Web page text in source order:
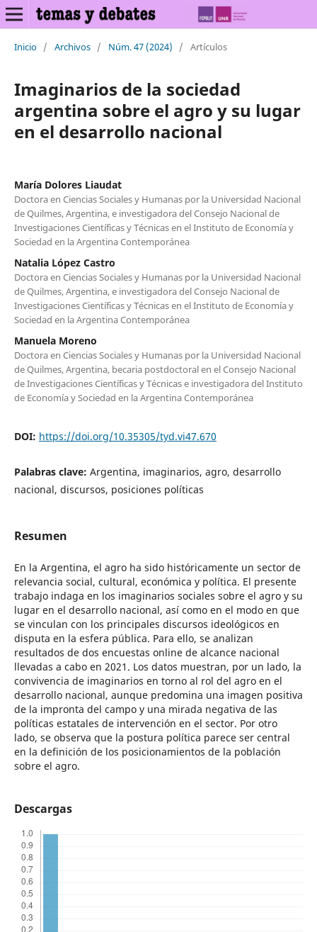
Inicio / Archivos / Núm. 47 (2024) / Artículos
Imaginarios de la sociedad
argentina sobre el agro y su lugar
en el desarrollo nacional
María Dolores Liaudat
Doctora en Ciencias Sociales y Humanas por la Universidad Nacional
de Quilmes, Argentina, e investigadora del Consejo Nacional de
Investigaciones Científicas y Técnicas en el Instituto de Economía y
Sociedad en la Argentina Contemporánea
Natalia López Castro
Doctora en Ciencias Sociales y Humanas por la Universidad Nacional
de Quilmes, Argentina, e investigadora del Consejo Nacional de
Investigaciones Científicas y Técnicas en el Instituto de Economía y
Sociedad en la Argentina Contemporánea
Manuela Moreno
Doctora en Ciencias Sociales y Humanas por la Universidad Nacional
de Quilmes, Argentina, becaria postdoctoral en el Consejo Nacional
de Investigaciones Científicas y Técnicas e investigadora del Instituto
de Economía y Sociedad en la Argentina Contemporánea
DOI: https://doi.org/10.35305/tyd.vi47.670
Palabras clave: Argentina, imaginarios, agro, desarrollo
nacional, discursos, posiciones políticas
Resumen
En la Argentina, el agro ha sido históricamente un sector de
relevancia social, cultural, económica y política. El presente
trabajo indaga en los imaginarios sociales sobre el agro y su
lugar en el desarrollo nacional, así como en el modo en que
se vinculan con los principales discursos ideológicos en
disputa en la esfera pública. Para ello, se analizan
resultados de dos encuestas online de alcance nacional
llevadas a cabo en 2021. Los datos muestran, por un lado, la
convivencia de imaginarios en torno al rol del agro en el
desarrollo nacional, aunque predomina una imagen positiva
de la impronta del campo y una mirada negativa de las
políticas estatales de intervención en el sector. Por otro
lado, se observa que la postura política parece ser central
en la definición de los posicionamientos de la población
sobre el agro.
Descargas